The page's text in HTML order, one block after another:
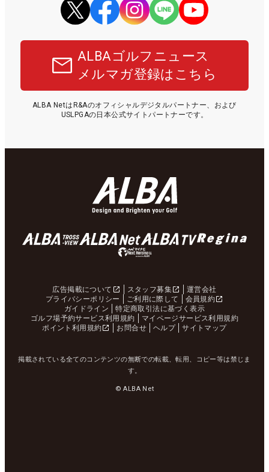
ALBAゴルフニュース
メルマガ登録はこちら
ALBA NetはR&Aのオフィシャルデジタルパートナー、および
USLPGAの日本公式サイトパートナーです。
広告掲載について スタッフ募集
運営会社
プライバシーポリシー
ご利用に際して
会員規約
ガイドライン
特定商取引法に基づく表示
ゴルフ場予約サービス利用規約
マイページサービス利用規約
ポイント利用規約
お問合せ ヘルプ サイトマップ
掲載されている全てのコンテンツの無断での転載、転用、コピー等は禁じま
す。
© ALBA Net